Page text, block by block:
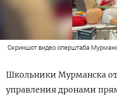
Скриншот видео оперштаба
Школьники Мурманска
управления дронами